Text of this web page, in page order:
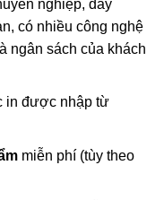
nghiệp, dây
có nhiều công nghệ
ngân sách của khách
in được nhập từ
miễn phí (tùy theo